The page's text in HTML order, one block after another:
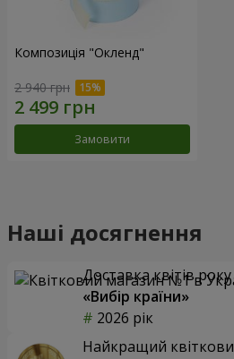
Композиція "Окленд"
2 940 грн
Замовити
Наші досягнення
Доставка квітів року
«Вибір країни»
2026 рік
Найкращий